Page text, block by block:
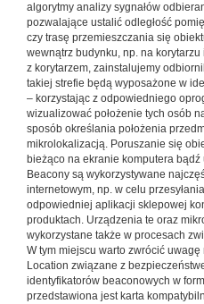
algorytmy analizy sygnałów
pozwalające ustalić odległość
czy trasę przemieszczania się
wewnątrz budynku, np. na
z korytarzem, zainstalujemy
takiej strefie będą wyposażone w
– korzystając z odpowiedniego
wizualizować położenie tych osób
sposób określania położenia
mikrolokalizacją. Poruszanie się
bieżąco na ekranie komputera
Beacony są wykorzystywane
internetowym, np. w celu
odpowiedniej aplikacji sklepowej
produktach. Urządzenia te oraz
wykorzystane także w procesach
W tym miejscu warto zwrócić
Location związane z
identyfikatorów beaconowych w
przedstawiona jest karta